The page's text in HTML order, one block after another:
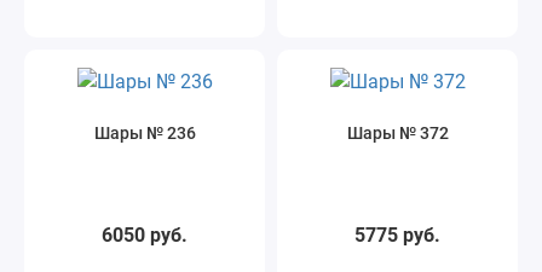
Шары № 236
6050 руб.
Шары № 372
5775 руб.